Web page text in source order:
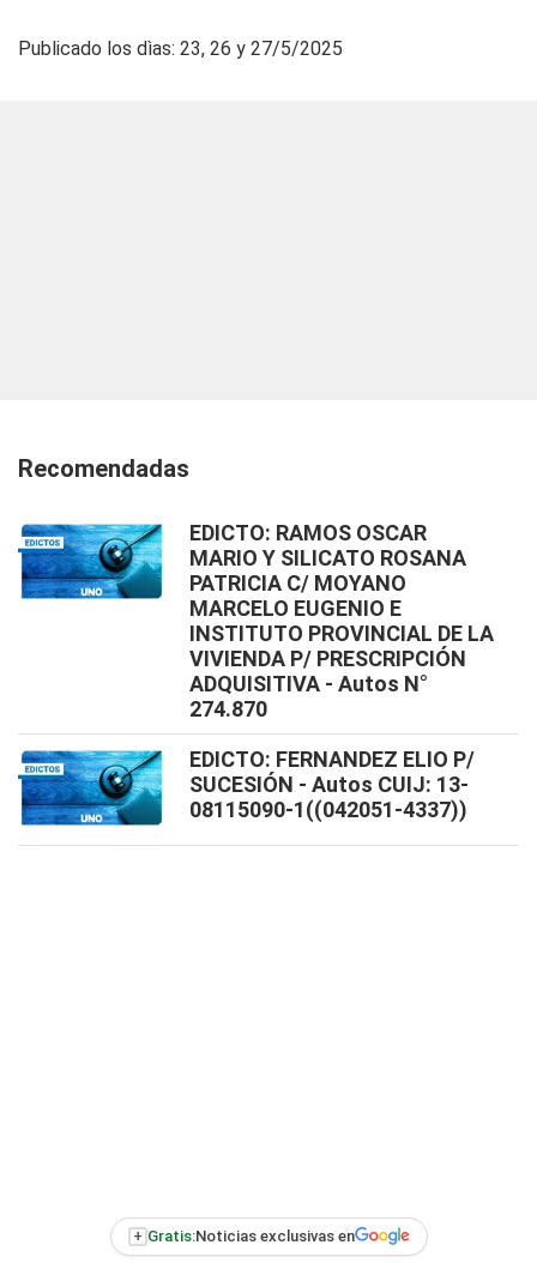
Publicado los dìas: 23, 26 y 27/5/2025
Recomendadas
EDICTO: RAMOS OSCAR
MARIO Y SILICATO ROSANA
PATRICIA C/ MOYANO
MARCELO EUGENIO E
INSTITUTO PROVINCIAL DE LA
VIVIENDA P/ PRESCRIPCIÓN
ADQUISITIVA - Autos N°
274.870
EDICTO: FERNANDEZ ELIO P/
SUCESIÓN - Autos CUIJ: 13-
08115090-1((042051-4337))
+ Gratis:Noticias exclusivas en